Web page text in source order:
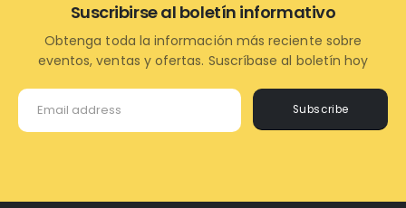
Subscribe
Suscribirse al boletín informativo
Obtenga toda la información más reciente sobre
eventos, ventas y ofertas. Suscríbase al boletín hoy